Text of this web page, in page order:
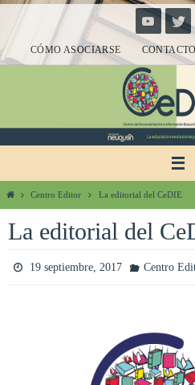
contenidoCÓMO ASOCIARSE CONTACTO
InicioCentro Editor La editorial del CeDIE
La editorial del
19 septiembre, 2017 Centro